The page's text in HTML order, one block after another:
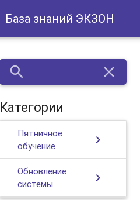
База знаний ЭКЗОН
search close
Категории
Пятничное
обучение
chevron_right
Обновление
системы
chevron_right